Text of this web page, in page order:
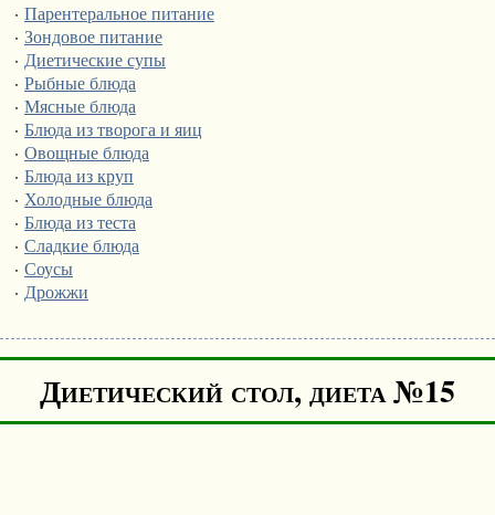
· Парентеральное питание
· Зондовое питание
· Диетические супы
· Рыбные блюда
· Мясные блюда
· Блюда из творога и яиц
· Овощные блюда
· Блюда из круп
· Холодные блюда
· Блюда из теста
· Сладкие блюда
· Соусы
· Дрожжи
Диетический стол, диета №15